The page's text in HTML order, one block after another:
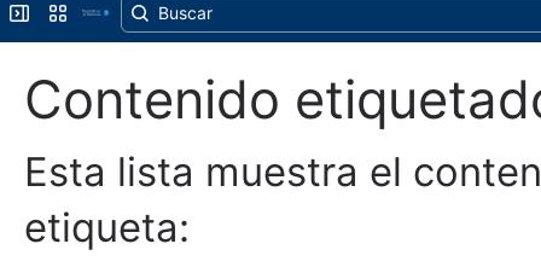
Ampliar barra lateral
Cambiar sitios o aplicaciones
Contenido
Esta lista muestra el
etiqueta: